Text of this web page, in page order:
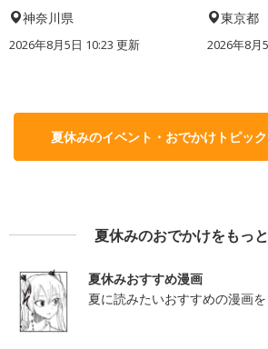
神奈川県
2026年8月5日 10:23 更新
東京都
2026年8月
夏休みのイベント・おでかけトピッ
夏休みのおでかけをもっ
夏休みおすすめ漫画
夏に読みたいおすすめの漫画